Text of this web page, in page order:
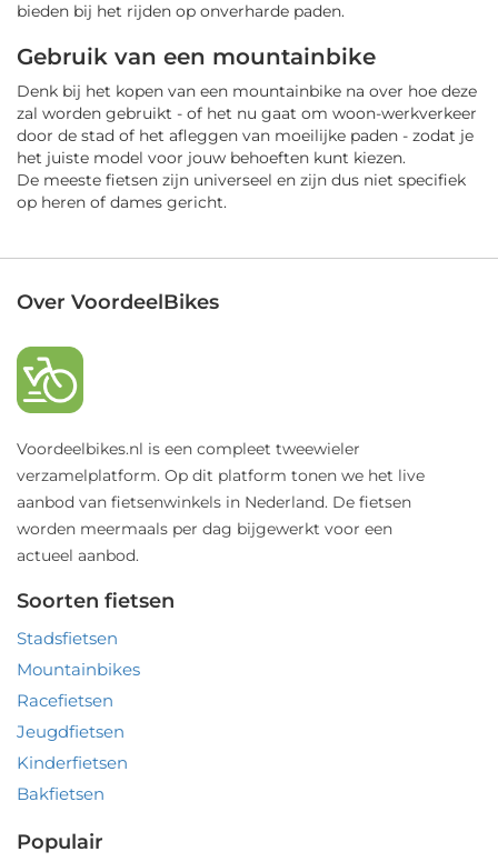
bieden bij het rijden op onverharde paden.
Gebruik van een mountainbike
Denk bij het kopen van een mountainbike na over hoe deze
zal worden gebruikt - of het nu gaat om woon-werkverkeer
door de stad of het afleggen van moeilijke paden - zodat je
het juiste model voor jouw behoeften kunt kiezen.
De meeste fietsen zijn universeel en zijn dus niet specifiek
op heren of dames gericht.
Over VoordeelBikes
Voordeelbikes.nl is een compleet tweewieler
verzamelplatform. Op dit platform tonen we het live
aanbod van fietsenwinkels in Nederland. De fietsen
worden meermaals per dag bijgewerkt voor een
actueel aanbod.
Soorten fietsen
Stadsfietsen
Mountainbikes
Racefietsen
Jeugdfietsen
Kinderfietsen
Bakfietsen
Populair